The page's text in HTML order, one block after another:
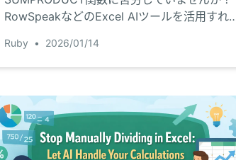
RowSpeakなどのExcel AIツールを活用すれ
コストを瞬時に計算。作業時間を短縮し、ミス
を最小限に抑える方法をご紹介します。
Ruby • 2026/01/14